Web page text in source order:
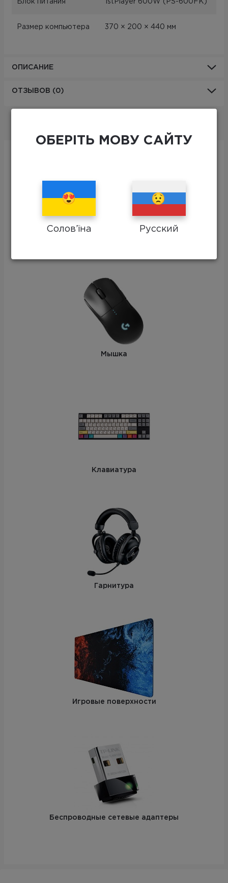
Блок питания 1stPlayer 600W (PS-600FK)
Размер компьютера 370 × 200 × 440 мм
ОПИСАНИЕ
ОТЗЫВОВ (0)
Мышка
Клавиатура
Гарнитура
Игровые поверхности
Беспроводные сетевые адаптеры
ОБЕРІТЬ МОВУ САЙТУ
Солов’їна Русский